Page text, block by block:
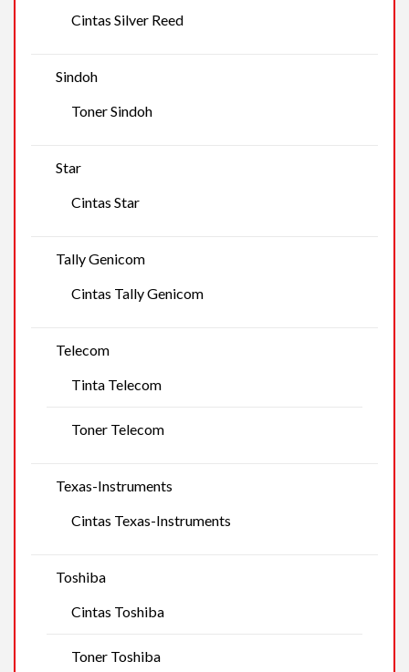
Cintas Silver Reed
Sindoh
Toner Sindoh
Star
Cintas Star
Tally Genicom
Cintas Tally Genicom
Telecom
Tinta Telecom
Toner Telecom
Texas-Instruments
Cintas Texas-Instruments
Toshiba
Cintas Toshiba
Toner Toshiba